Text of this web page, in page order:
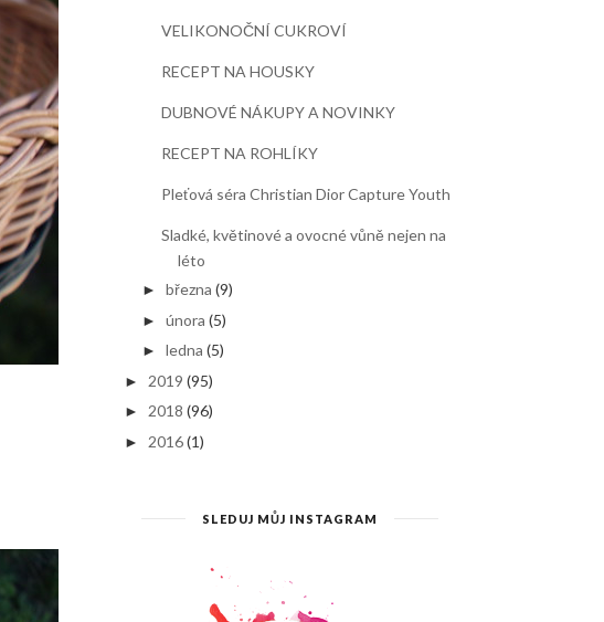
VELIKONOČNÍ CUKROVÍ
RECEPT NA HOUSKY
DUBNOVÉ NÁKUPY A NOVINKY
RECEPT NA ROHLÍKY
Pleťová séra Christian Dior Capture Youth
Sladké, květinové a ovocné vůně nejen na
léto
►března (9)
►února (5)
►ledna (5)
► 2019 (95)
► 2018 (96)
► 2016 (1)
SLEDUJ MŮJ INSTAGRAM